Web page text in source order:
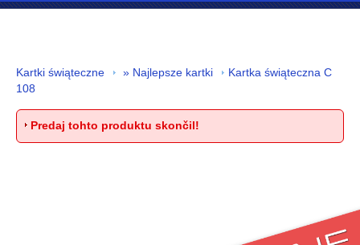
Kartki świąteczne » Najlepsze kartki
Kartka świąteczna C
108
Predaj tohto produktu skončil!